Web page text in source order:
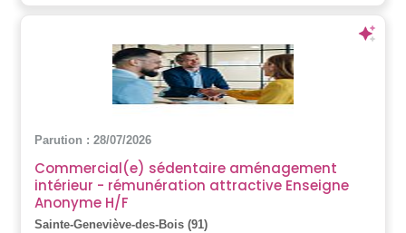
Parution : 28/07/2026
Commercial(e) sédentaire aménagement
intérieur - rémunération attractive Enseigne
Anonyme H/F
Sainte-Geneviève-des-Bois (91)